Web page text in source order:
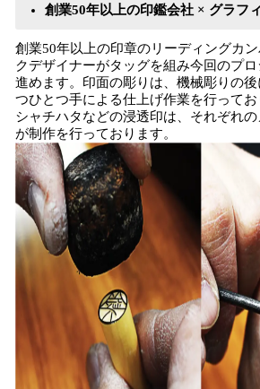
創業50年以上の印鑑会社 × グラフ
創業50年以上の印章のリーディングカ
クデザイナーがタッグを組み今回のプ
進めます。印面の彫りは、機械彫りの
つひとつ手による仕上げ作業を行ってお
シャチハタなどの浸透印は、それぞれ
が制作を行っております。